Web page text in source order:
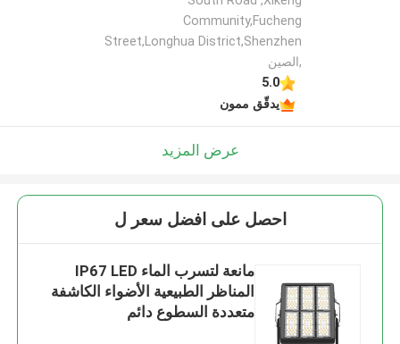
Community,Fucheng
Street,Longhua District,Shenzhen
,الصين
5.0
يدقّق ممون
عرض المزيد
احصل على افضل سعر ل
مانعة لتسرب الماء IP67 LED
المناظر الطبيعية الأضواء الكاشفة
متعددة السطوع دائم